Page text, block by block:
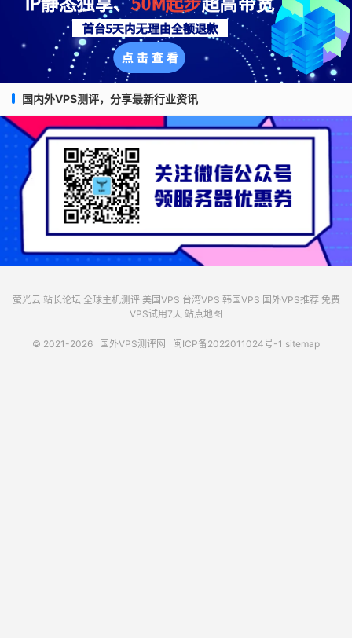
国内外VPS测评，分享最新行业资讯
萤光云 站长论坛 全球主机测评 美国VPS 台湾VPS 韩国VPS 国外VPS推荐 免费
VPS试用7天 站点地图
© 2021-2026 国外VPS测评网 闽ICP备2022011024号-1 sitemap